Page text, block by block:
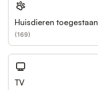
Huisdieren toegestaan
(169)
TV